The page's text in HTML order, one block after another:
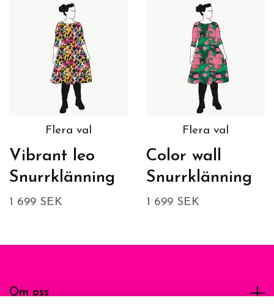
Flera val
Vibrant leo
Snurrklänning
1 699 SEK
Flera val
Color wall
Snurrklänning
1 699 SEK
Om oss